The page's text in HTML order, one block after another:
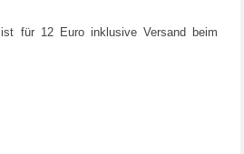
ist für 12 Euro inklusive Versand beim